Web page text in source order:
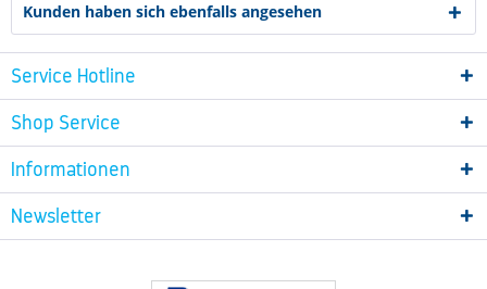
Kunden haben sich ebenfalls angesehen
Service Hotline
Shop Service
Informationen
Newsletter